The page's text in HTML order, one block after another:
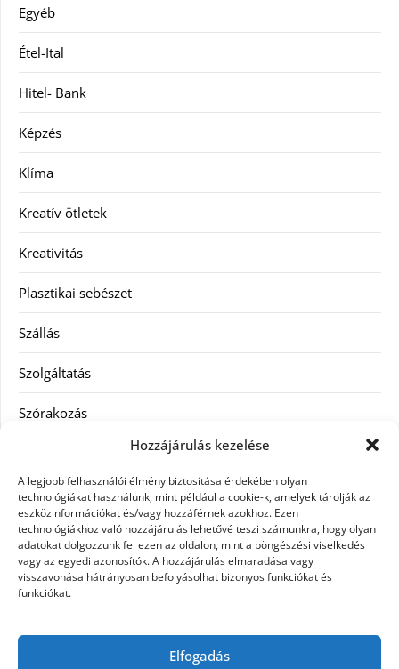
Hozzájárulás kezelése
A legjobb felhasználói élmény biztosítása érdekében olyan
technológiákat használunk, mint például a cookie-k, amelyek tárolják az
eszközinformációkat és/vagy hozzáférnek azokhoz. Ezen
technológiákhoz való hozzájárulás lehetővé teszi számunkra, hogy olyan
adatokat dolgozzunk fel ezen az oldalon, mint a böngészési viselkedés
vagy az egyedi azonosítók. A hozzájárulás elmaradása vagy
visszavonása hátrányosan befolyásolhat bizonyos funkciókat és
funkciókat.
Elfogadás
Egyéb
Étel-Ital
Hitel- Bank
Képzés
Klíma
Kreatív ötletek
Kreativitás
Plasztikai sebészet
Szállás
Szolgáltatás
Szórakozás
Vásárlás
Víztisztítás
Webáruház